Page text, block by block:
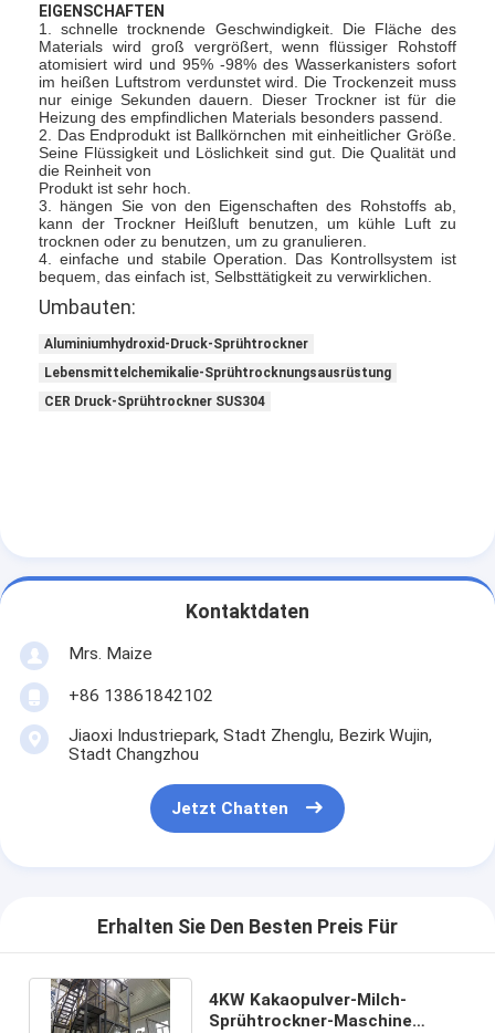
Druck-Sprühtrockner
Heißluft Oven Dryer
Horizontaler Band-Mischer
Universalzerkleinerungsmaschine
Superfine Schleifmaschine
v-Art Pulvermischer
IBC-Behälter-Mischmaschine
Industrielle Schleuder
EIGENSCHAFTEN
1. schnelle trocknende Geschwindigkeit. Die Fläche des
Materials wird groß vergrößert, wenn flüssiger Rohstoff
atomisiert wird und 95% -98% des Wasserkanisters sofort
im heißen Luftstrom verdunstet wird. Die Trockenzeit muss
nur einige Sekunden dauern. Dieser Trockner ist für die
Heizung des empfindlichen Materials besonders passend.
2. Das Endprodukt ist Ballkörnchen mit einheitlicher Größe.
Seine Flüssigkeit und Löslichkeit sind gut. Die Qualität und
die Reinheit von
Produkt ist sehr hoch.
3. hängen Sie von den Eigenschaften des Rohstoffs ab,
kann der Trockner Heißluft benutzen, um kühle Luft zu
trocknen oder zu benutzen, um zu granulieren.
4. einfache und stabile Operation. Das Kontrollsystem ist
bequem, das einfach ist, Selbsttätigkeit zu verwirklichen.
Umbauten:
Aluminiumhydroxid-Druck-Sprühtrockner
Lebensmittelchemikalie-Sprühtrocknungsausrüstung
CER Druck-Sprühtrockner SUS304
Kontaktdaten
Mrs. Maize
+86 13861842102
Jiaoxi Industriepark, Stadt Zhenglu, Bezirk Wujin,
Stadt Changzhou
Jetzt Chatten
Erhalten Sie Den Besten Preis Für
4KW Kakaopulver-Milch-
Sprühtrockner-Maschine